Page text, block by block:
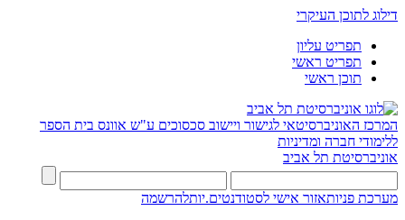
דילוג לתוכן העיקרי
תפריט עליון
תפריט ראשי
תוכן ראשי
המרכז האוניברסיטאי לגישור ויישוב סכסוכים ע"ש אוונס בית הספר
ללימודי חברה ומדיניות
אוניברסיטת תל אביב
מערכת פניותאזור אישי לסטודנטים.יותלהרשמה